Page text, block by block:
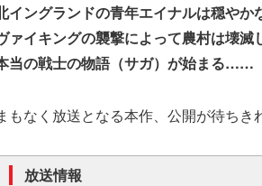
イングランドの青年エイナルは穏や
ァイキングの襲撃によって農村は壊
当の戦士の物語（サガ）が始まる……
もなく放送となる本作、公開が待ちき
放送情報